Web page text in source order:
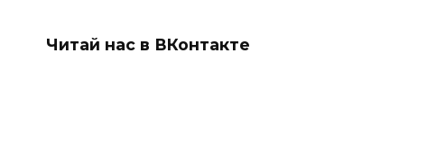
Читай нас в ВКонтакте